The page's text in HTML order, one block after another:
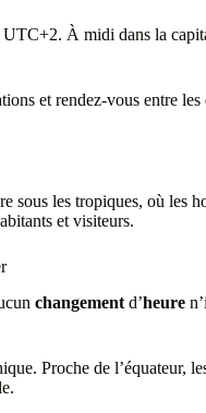
UTC+2. À midi dans la
et rendez-vous entre
sous les tropiques, où les
et visiteurs.
changement d’heure
Proche de l’équateur,